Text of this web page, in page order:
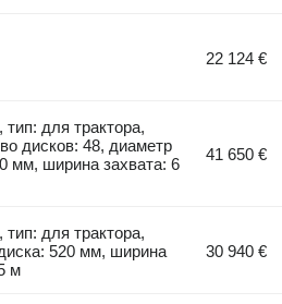
22 124 €
тип: для трактора,
дисков: 48, диаметр
мм, ширина захвата: 6
41 650 €
тип: для трактора,
520 мм, ширина
м
30 940 €